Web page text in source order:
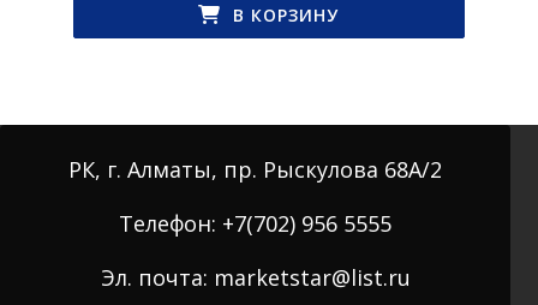
В КОРЗИНУ
РК, г. Алматы, пр. Рыскулова 68А/2
Телефон: +7(702) 956 5555
Эл. почта: marketstar@list.ru